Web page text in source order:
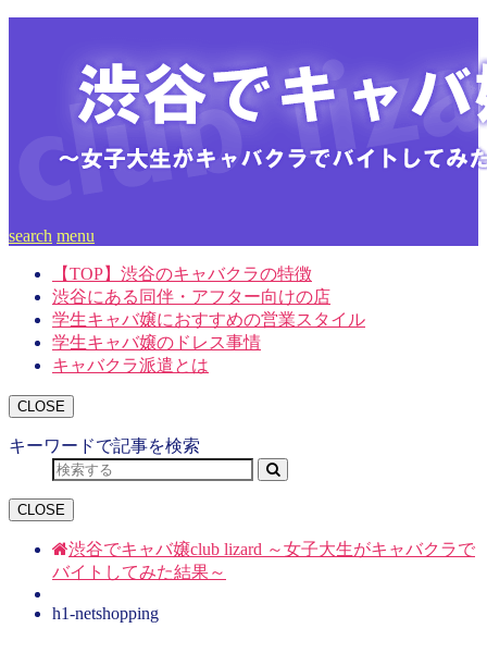
search menu
【TOP】渋谷のキャバクラの特徴
渋谷にある同伴・アフター向けの店
学生キャバ嬢におすすめの営業スタイル
学生キャバ嬢のドレス事情
キャバクラ派遣とは
CLOSE
キーワードで記事を検索
CLOSE
渋谷でキャバ嬢club lizard ～女子大生がキャバクラで
バイトしてみた結果～
h1-netshopping